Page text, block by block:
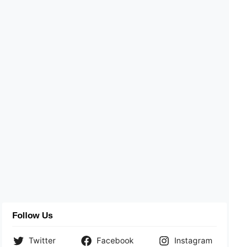
Follow Us
Twitter Facebook
Instagram